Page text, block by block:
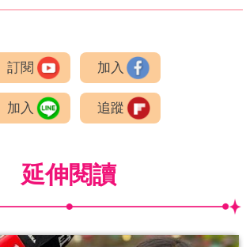
訂閱 加入
加入 追蹤
延伸閱讀